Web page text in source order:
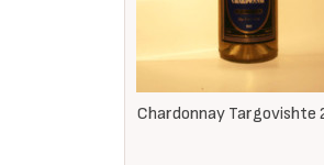
Chardonnay Targovishte